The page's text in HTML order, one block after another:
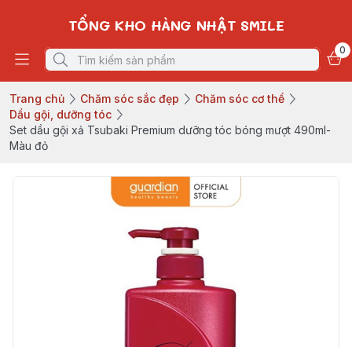
TỔNG KHO HÀNG NHẬT SMILE
0
Trang chủ Chăm sóc sắc đẹp
Chăm sóc cơ thể
Dầu gội, dưỡng tóc
Set dầu gội xả Tsubaki Premium dưỡng tóc bóng mượt 490ml-
Màu đỏ